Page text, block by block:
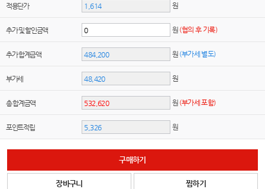
적용단가 원
추가 및 할인금액 원 (협의 후 기록)
추가 합계금액 원 (부가세 별도)
부가세 원
총 합계금액 원 (부가세 포함)
포인트적립 원
구매하기
장바구니 찜하기